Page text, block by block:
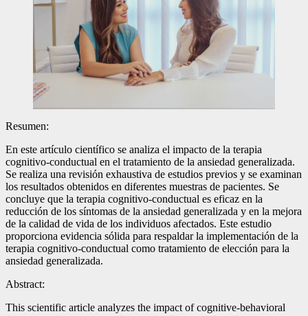
Resumen:
En este artículo científico se analiza el impacto de la terapia
cognitivo-conductual en el tratamiento de la ansiedad generalizada.
Se realiza una revisión exhaustiva de estudios previos y se examinan
los resultados obtenidos en diferentes muestras de pacientes. Se
concluye que la terapia cognitivo-conductual es eficaz en la
reducción de los síntomas de la ansiedad generalizada y en la mejora
de la calidad de vida de los individuos afectados. Este estudio
proporciona evidencia sólida para respaldar la implementación de la
terapia cognitivo-conductual como tratamiento de elección para la
ansiedad generalizada.
Abstract:
This scientific article analyzes the impact of cognitive-behavioral